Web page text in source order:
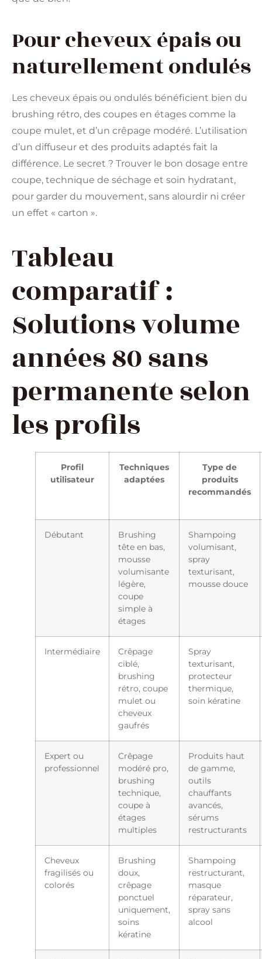
Pour cheveux épais ou
naturellement ondulés
Les cheveux épais ou ondulés bénéficient bien du
brushing rétro, des coupes en étages comme la
coupe mulet, et d’un crêpage modéré. L’utilisation
d’un diffuseur et des produits adaptés fait la
différence. Le secret ? Trouver le bon dosage entre
coupe, technique de séchage et soin hydratant,
pour garder du mouvement, sans alourdir ni créer
un effet « carton ».
Tableau
comparatif :
Solutions volume
années 80 sans
permanente selon
les profils
Profil
utilisateur
Techniques
adaptées
Type de
produits
recommandés
Débutant
Brushing
tête en bas,
mousse
volumisante
légère,
coupe
simple à
étages
Shampoing
volumisant,
spray
texturisant,
mousse douce
Intermédiaire
Crêpage
ciblé,
brushing
rétro, coupe
mulet ou
cheveux
gaufrés
Spray
texturisant,
protecteur
thermique,
soin kératine
Expert ou
professionnel
Crêpage
modéré pro,
brushing
technique,
coupe à
étages
multiples
Produits haut
de gamme,
outils
chauffants
avancés,
sérums
restructurants
Cheveux
fragilisés ou
colorés
Brushing
doux,
crêpage
ponctuel
uniquement,
soins
kératine
Shampoing
restructurant,
masque
réparateur,
spray sans
alcool